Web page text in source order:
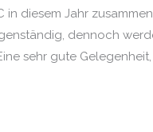
in diesem Jahr
dennoch
sehr gute Gelegenheit,